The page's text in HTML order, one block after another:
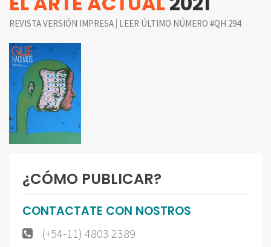
REVISTA VERSIÓN IMPRESA | LEER ÚLTIMO NÚMERO #QH 294
¿CÓMO PUBLICAR?
CONTACTATE CON NOSTROS
(+54-11) 4803 2389